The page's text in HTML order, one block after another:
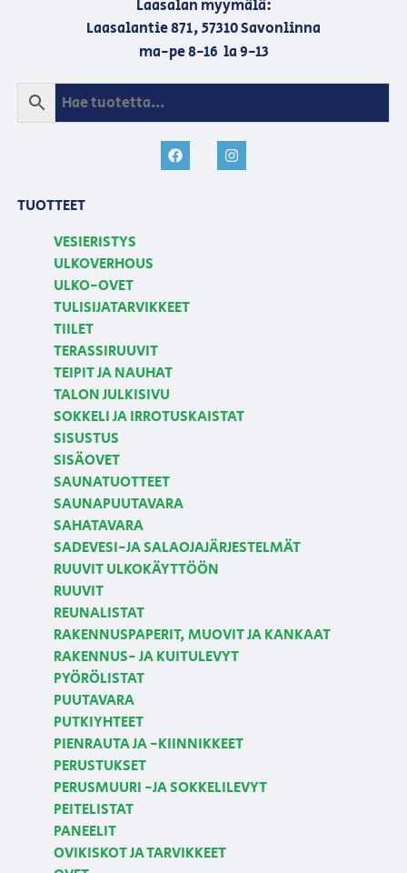
Laasalan myymälä:
Laasalantie 871, 57310 Savonlinna
ma-pe 8-16 la 9-13
TUOTTEET
VESIERISTYS
ULKOVERHOUS
ULKO-OVET
TULISIJATARVIKKEET
TIILET
TERASSIRUUVIT
TEIPIT JA NAUHAT
TALON JULKISIVU
SOKKELI JA IRROTUSKAISTAT
SISUSTUS
SISÄOVET
SAUNATUOTTEET
SAUNAPUUTAVARA
SAHATAVARA
SADEVESI-JA SALAOJAJÄRJESTELMÄT
RUUVIT ULKOKÄYTTÖÖN
RUUVIT
REUNALISTAT
RAKENNUSPAPERIT, MUOVIT JA KANKAAT
RAKENNUS- JA KUITULEVYT
PYÖRÖLISTAT
PUUTAVARA
PUTKIYHTEET
PIENRAUTA JA -KIINNIKKEET
PERUSTUKSET
PERUSMUURI -JA SOKKELILEVYT
PEITELISTAT
PANEELIT
OVIKISKOT JA TARVIKKEET